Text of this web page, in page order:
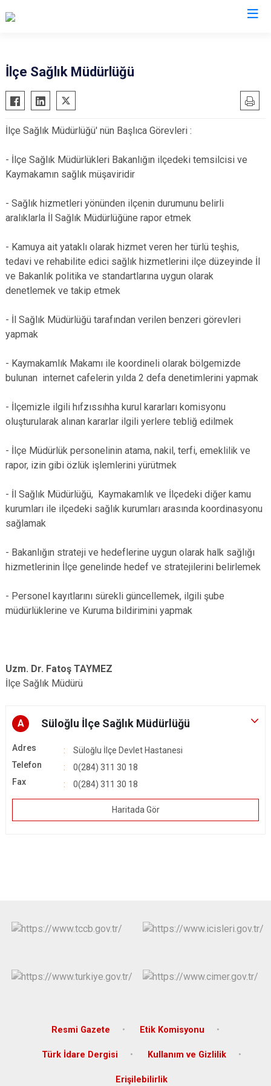
Enez
Havsa
İpsala
Keşan
Lalapaşa
Süloğlu
İlçe Sağlık Müdürlüğü
İlçe Sağlık Müdürlüğü' nün Başlıca Görevleri :
- İlçe Sağlık Müdürlükleri Bakanlığın ilçedeki temsilcisi ve
Kaymakamın sağlık müşaviridir
- Sağlık hizmetleri yönünden ilçenin durumunu belirli
aralıklarla İl Sağlık Müdürlüğüne rapor etmek
- Kamuya ait yataklı olarak hizmet veren her türlü teşhis,
tedavi ve rehabilite edici sağlık hizmetlerini ilçe düzeyinde İl
ve Bakanlık politika ve standartlarına uygun olarak
denetlemek ve takip etmek
- İl Sağlık Müdürlüğü tarafından verilen benzeri görevleri
yapmak
- Kaymakamlık Makamı ile koordineli olarak bölgemizde
bulunan internet cafelerin yılda 2 defa denetimlerini yapmak
- İlçemizle ilgili hıfzıssıhha kurul kararları komisyonu
oluşturularak alınan kararlar ilgili yerlere tebliğ edilmek
- İlçe Müdürlük personelinin atama, nakil, terfi, emeklilik ve
rapor, izin gibi özlük işlemlerini yürütmek
- İl Sağlık Müdürlüğü, Kaymakamlık ve İlçedeki diğer kamu
kurumları ile ilçedeki sağlık kurumları arasında koordinasyonu
sağlamak
- Bakanlığın strateji ve hedeflerine uygun olarak halk sağlığı
hizmetlerinin İlçe genelinde hedef ve stratejilerini belirlemek
- Personel kayıtlarını sürekli güncellemek, ilgili şube
müdürlüklerine ve Kuruma bildirimini yapmak
Uzm. Dr. Fatoş TAYMEZ
İlçe Sağlık Müdürü
A Süloğlu İlçe Sağlık Müdürlüğü
Adres
Süloğlu İlçe Devlet Hastanesi
Telefon
0(284) 311 30 18
Fax
0(284) 311 30 18
Haritada Gör
Resmi Gazete Etik Komisyonu
Türk İdare Dergisi Kullanım ve Gizlilik
Erişilebilirlik